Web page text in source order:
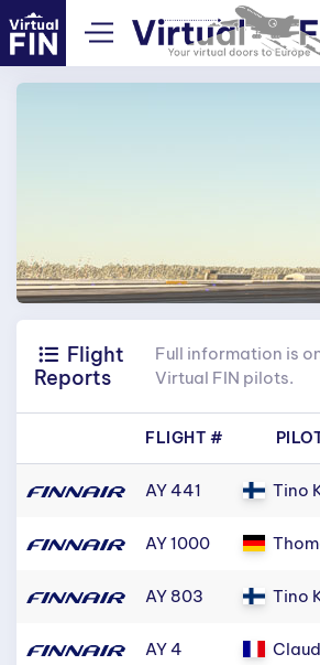
Flight
Reports
Full information is
Virtual FIN pilots.
FLIGHT #
AY 441 Tino
AY 1000
AY 803 Tino
AY 4